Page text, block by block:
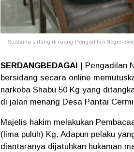
Suasana sidang di ruang Pengadilan Negeri
SERDANGBEDAGAI
| Pengadilan
bersidang secara online
narkoba Shabu 50 Kg yang
di jalan menang Desa Pantai
Majelis hakim melakukan
(lima puluh) Kg. Adapun pelaku
diantaranya dijatuhkan hukaman